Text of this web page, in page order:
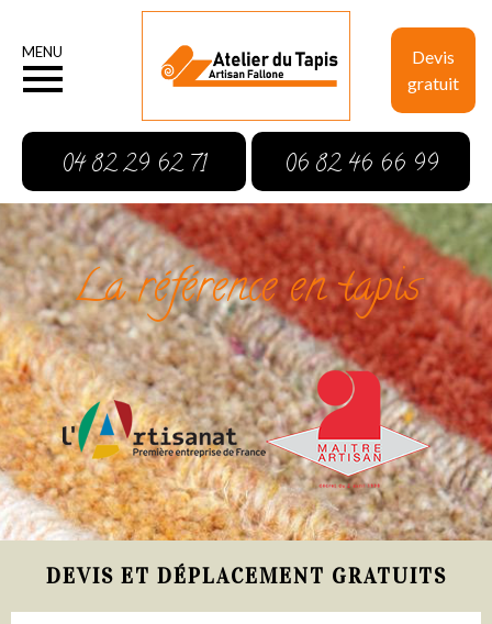
Devis
gratuit
MENU
04 82 29 62 71 06 82 46 66 99
La référence en tapis
DEVIS ET DÉPLACEMENT GRATUITS